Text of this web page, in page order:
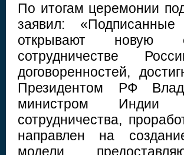
По итогам церемонии
заявил:
открывают новую
сотрудничестве
договоренностей,
Президентом РФ
министром Индии
сотрудничества,
направлен на
модели,